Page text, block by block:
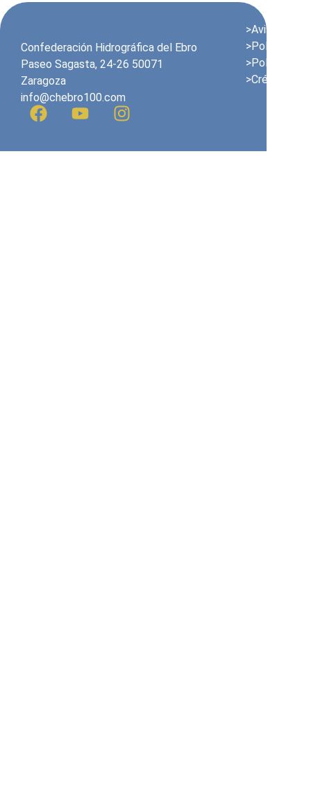
Confederación Hidrográfica del Ebro
Paseo Sagasta, 24-26 50071
Zaragoza
info@chebro100.com
>Aviso Legal
>Política de
>Política de
>Créditos